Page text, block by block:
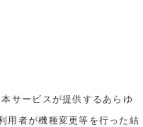
サービスが提供するあらゆ
用者が機種変更等を行った結